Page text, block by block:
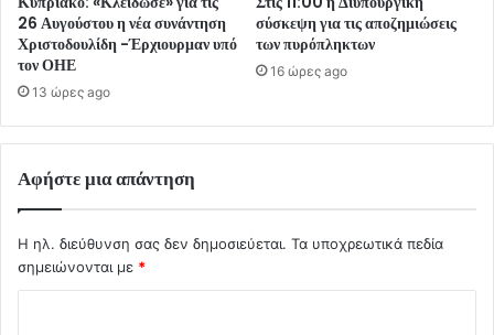
26 Αυγούστου η νέα συνάντηση
Χριστοδουλίδη -Έρχιουρμαν υπό
τον ΟΗΕ
13 ώρες ago
σύσκεψη για τις αποζημιώσεις
των πυρόπληκτων
16 ώρες ago
Αφήστε μια απάντηση
Η ηλ. διεύθυνση σας δεν δημοσιεύεται. Τα υποχρεωτικά πεδία
σημειώνονται με *